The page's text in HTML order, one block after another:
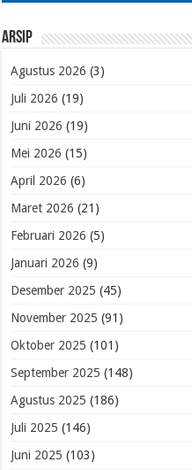
Arsip
Agustus 2026 (3)
Juli 2026 (19)
Juni 2026 (19)
Mei 2026 (15)
April 2026 (6)
Maret 2026 (21)
Februari 2026 (5)
Januari 2026 (9)
Desember 2025 (45)
November 2025 (91)
Oktober 2025 (101)
September 2025 (148)
Agustus 2025 (186)
Juli 2025 (146)
Juni 2025 (103)